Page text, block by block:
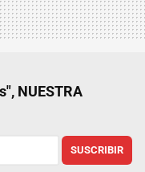
NUESTRA
SUSCRIBIR